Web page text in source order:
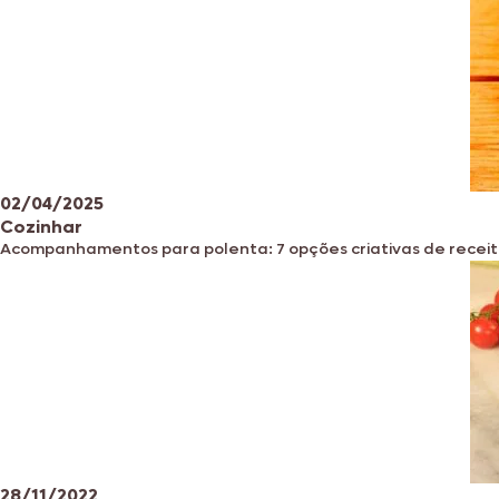
02/04/2025
Cozinhar
Acompanhamentos para polenta: 7 opções criativas de